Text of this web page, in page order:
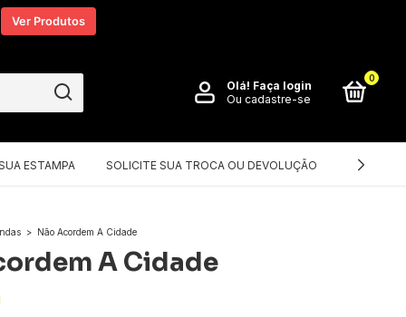
Ver Produtos
Olá! Faça login
Ou cadastre-se
0
ESTAMPA SOLICITE SUA TROCA OU DEVOLUÇÃO DICAS
> Não Acordem A Cidade
A Cidade